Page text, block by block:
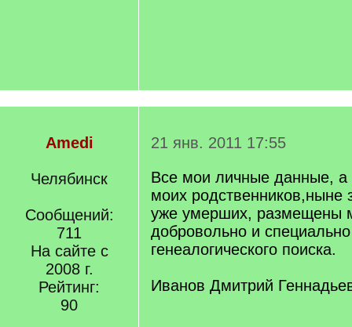
Amedi
Челябинск
Сообщений:
711
На сайте с
2008 г.
Рейтинг:
90
21 янв. 2011 17:55
Все мои личные данные, а
моих родственников,ныне
уже умерших, размещены
добровольно и
генеалогического поиска.
Иванов Дмитрий